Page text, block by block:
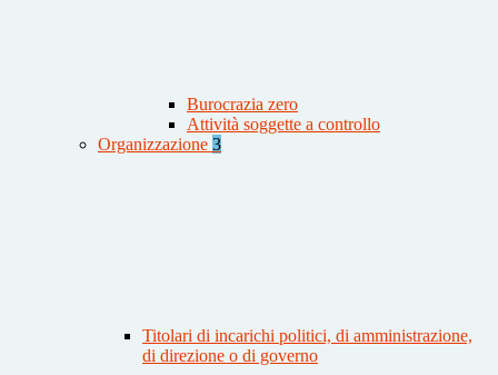
Burocrazia zero
Attività soggette a controllo
Organizzazione 3
Titolari di incarichi politici, di amministrazione,
di direzione o di governo